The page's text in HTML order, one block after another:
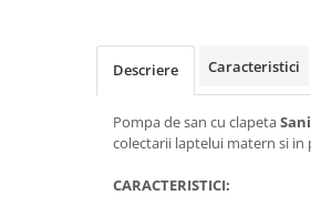
Suporturi ortopedice si orteze
Ingrijire personala & cosmetice
Ingrijire personala
Cantare corporale
Descriere Caracteristici
Pompa de san cu clapeta
colectarii laptelui matern si
CARACTERISTICI: